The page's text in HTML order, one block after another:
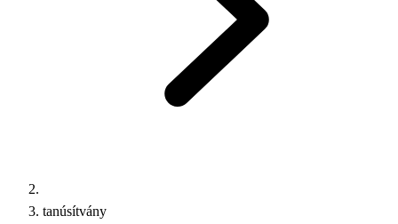
tanúsítvány